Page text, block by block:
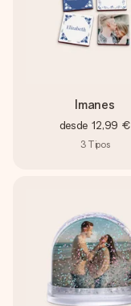
Imanes
desde 12,99 €
3 Tipos